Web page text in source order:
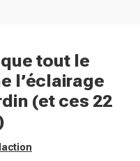
tout le
l’éclairage
(et ces 22